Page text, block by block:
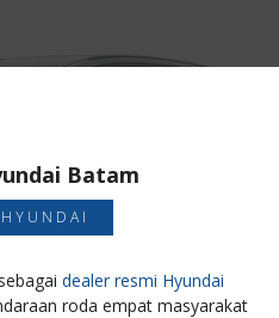
Batam
dealer resmi Hyundai
roda empat masyarakat